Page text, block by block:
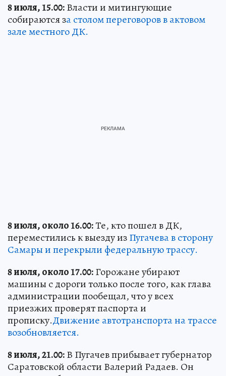
8 июля, 15.00:Власти и митингующие
собираются за столом переговоров в актовом
зале местного ДК.
8 июля, около 16.00:Те, кто пошел в ДК,
переместились к выезду изПугачева в сторону
Самары и перекрыли федеральную трассу.
8 июля, около 17.00:Горожане убирают
машины с дороги только после того, как глава
администрации пообещал, что у всех
приезжих проверят паспорта и
прописку.Движение автотранспорта на трассе
возобновляется.
8 июля, 21.00:В Пугачев прибывает губернатор
Саратовской области Валерий Радаев. Он